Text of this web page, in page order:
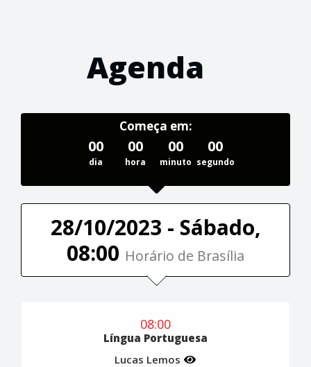
Agenda
Começa em:
00
dia
00
hora
00
minuto
00
segundo
28/10/2023 - Sábado,
08:00 Horário de Brasília
08:00
Língua Portuguesa
Lucas Lemos